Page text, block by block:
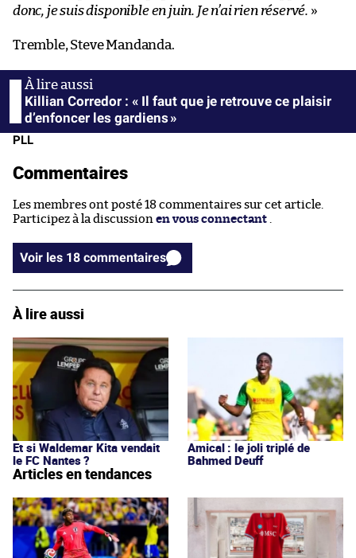
donc, je suis disponible en juin. Je n’ai rien réservé. »
Tremble, Steve Mandanda.
Killian Corredor : « Il faut que je retrouve ce plaisir
d’enfoncer les gardiens »
PLL
Commentaires
Les membres ont posté 18 commentaires sur cet article.
Participez à la discussion en vous connectant
Voir les 18 commentaires
À lire aussi
Et si Waldemar Kita vendait
le FC Nantes ?
Amical : le joli triplé de
Bahmed Deuff
Articles en tendances